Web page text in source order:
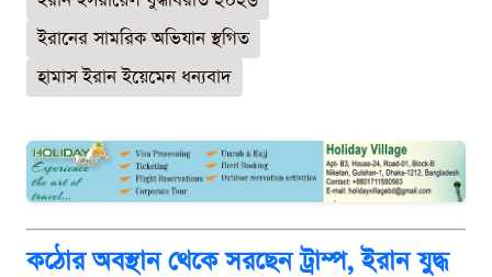
ইরানের সামরিক অভিযান স্থগিত
হামাস ইরান ইয়েমেন ধন্যবাদ
কঠোর অবস্থান থেকে সরছেন ট্রাম্প, ইরান যুদ্ধ